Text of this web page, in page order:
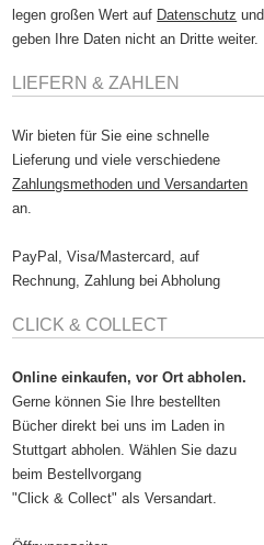
legen großen Wert auf Datenschutz und
geben Ihre Daten nicht an Dritte weiter.
LIEFERN & ZAHLEN
Wir bieten für Sie eine schnelle
Lieferung und viele verschiedene
Zahlungsmethoden und Versandarten
an.
PayPal, Visa/Mastercard, auf
Rechnung, Zahlung bei Abholung
CLICK & COLLECT
Online einkaufen, vor Ort abholen.
Gerne können Sie Ihre bestellten
Bücher direkt bei uns im Laden in
Stuttgart abholen. Wählen Sie dazu
beim Bestellvorgang
"Click & Collect" als Versandart.